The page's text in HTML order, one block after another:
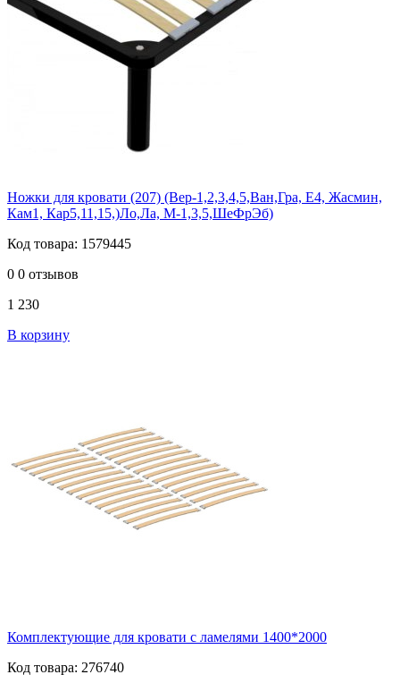
Ножки для кровати (207) (Вер-1,2,3,4,5,Ван,Гра, Е4, Жасмин,
Кам1, Кар5,11,15,)Ло,Ла, М-1,3,5,ШеФрЭб)
Код товара: 1579445
0 0 отзывов
1 230
В корзину
Комплектующие для кровати с ламелями 1400*2000
Код товара: 276740